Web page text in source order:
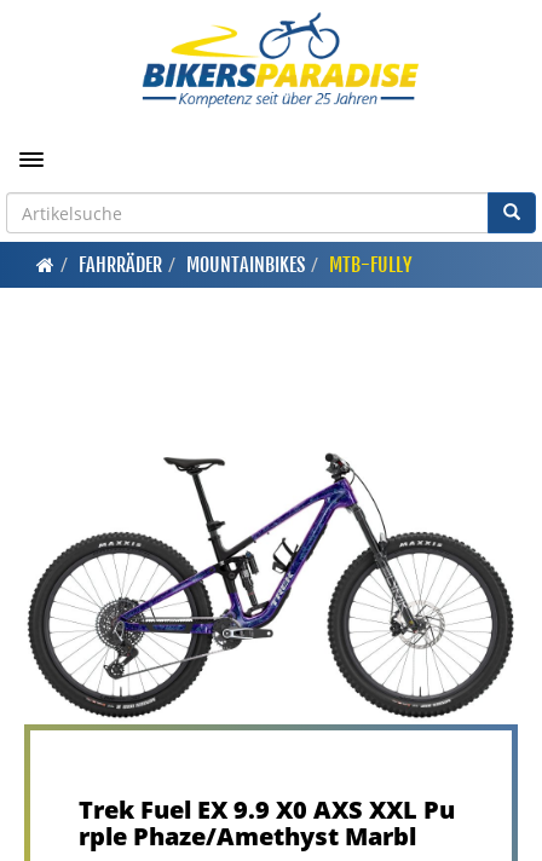
Toggle navigation
FAHRRÄDER MOUNTAINBIKES MTB-FULLY
Trek Fuel EX 9.9 X0 AXS XXL Pu
rple Phaze/Amethyst Marbl